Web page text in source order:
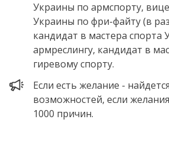
Украины по армспорту,
Украины по фри-файту (в
кандидат в мастера спорта
армреслингу, кандидат в
гиревому спорту.
Если есть желание -
возможностей, если
1000 причин.